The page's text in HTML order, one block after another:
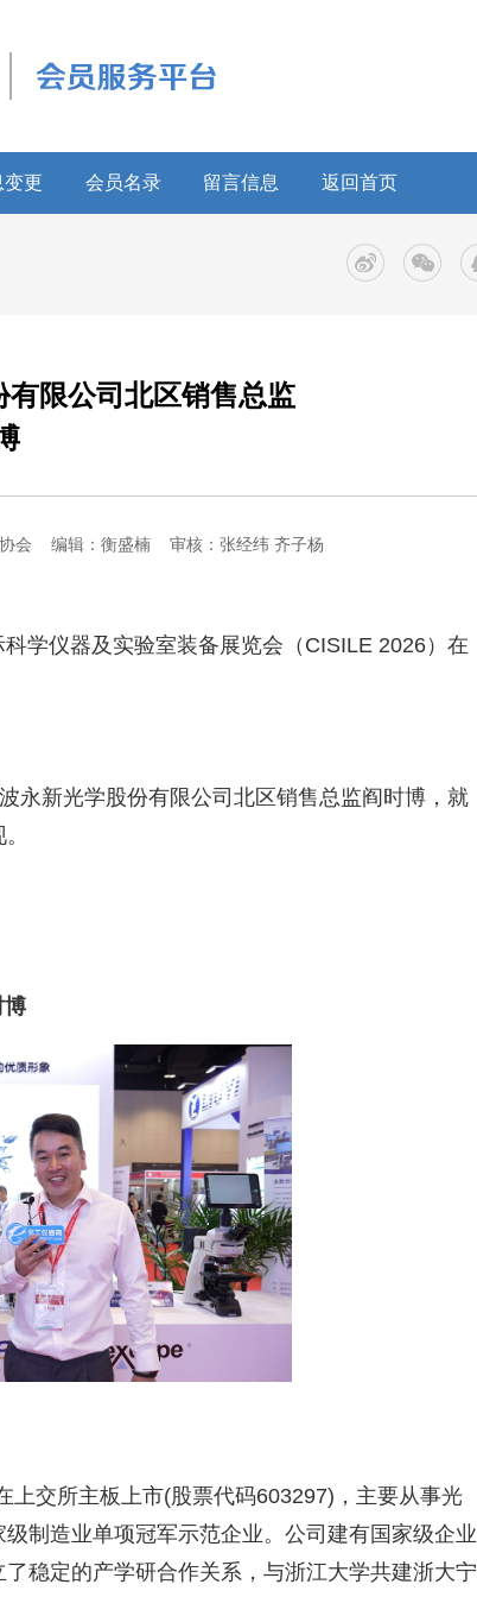
变更 会员名录 留言信息 返回首页
限公司北区销售总监
会 编辑：衡盛楠 审核：张经纬 齐子杨
学仪器及实验室装备展览会（ CISILE 2026）在
永新光学股份有限公司北区销售总监阎时博，就
博
上交所主板上市(股票代码603297) ，主要从事光
制造业单项冠军示范企业。公司建有国家级企业
稳定的产学研合作关系，与浙江大学共建浙大宁